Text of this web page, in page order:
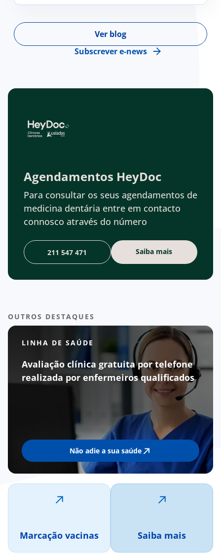
Subscrever e-news
Ver blog
Agendamentos HeyDoc
Para consultar os seus agendamentos de
medicina dentária entre em contacto
connosco através do número
211 547 471 Saiba mais
OUTROS DESTAQUES
LINHA DE SAÚDE
Não adie a sua saúde
Avaliação clínica gratuita por telefone
realizada por enfermeiros qualificados
Marcação vacinas Saiba mais